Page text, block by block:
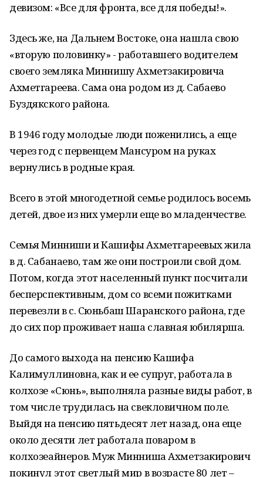
девизом: «Все для фронта, все для победы!».
Здесь же, на Дальнем Востоке, она нашла свою
«вторую половинку» - работавшего водителем
своего земляка Миннишу Ахметзакировича
Ахметгареева. Сама она родом из д. Сабаево
Буздякского района.
В 1946 году молодые люди поженились, а еще
через год с первенцем Мансуром на руках
вернулись в родные края.
Всего в этой многодетной семье родилось восемь
детей, двое из них умерли еще во младенчестве.
Семья Минниши и Кашифы Ахметгареевых жила
в д. Сабанаево, там же они построили свой дом.
Потом, когда этот населенный пункт посчитали
бесперспективным, дом со всеми пожитками
перевезли в с. Сюньбаш Шаранского района, где
до сих пор проживает наша славная юбилярша.
До самого выхода на пенсию Кашифа
Калимуллиновна, как и ее супруг, работала в
колхозе «Сюнь», выполняла разные виды работ, в
том числе трудилась на свекловичном поле.
Выйдя на пенсию пятьдесят лет назад, она еще
около десяти лет работала поваром в
колхозеайнеров. Муж Минниша Ахметзакирович
покинул этот светлый мир в возрасте 80 лет –